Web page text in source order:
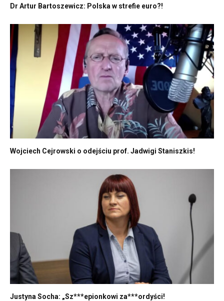
Dr Artur Bartoszewicz: Polska w strefie euro?!
Wojciech Cejrowski o odejściu prof. Jadwigi Staniszkis!
Justyna Socha: „Sz***epionkowi za***ordyści!